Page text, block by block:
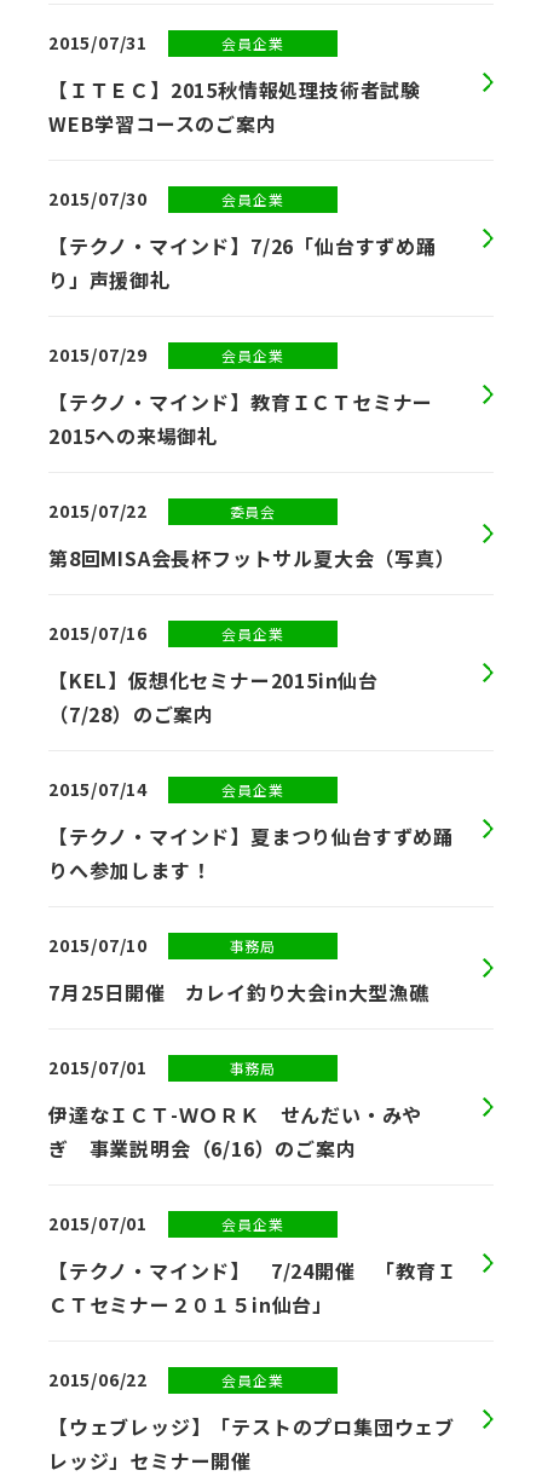
2015/07/31 会員企業
【ＩＴＥＣ】2015秋情報処理技術者試験
WEB学習コースのご案内
2015/07/30 会員企業
【テクノ・マインド】7/26「仙台すずめ踊
り」声援御礼
2015/07/29 会員企業
【テクノ・マインド】教育ＩＣＴセミナー
2015への来場御礼
2015/07/22 委員会
第8回MISA会長杯フットサル夏大会（写真）
2015/07/16 会員企業
【KEL】仮想化セミナー2015in仙台
（7/28）のご案内
2015/07/14 会員企業
【テクノ・マインド】夏まつり仙台すずめ踊
りへ参加します！
2015/07/10 事務局
7月25日開催 カレイ釣り大会in大型漁礁
2015/07/01 事務局
伊達なＩＣＴ-ＷＯＲＫ せんだい・みや
ぎ 事業説明会（6/16）のご案内
2015/07/01 会員企業
【テクノ・マインド】 7/24開催 「教育Ｉ
ＣＴセミナー２０１５in仙台」
2015/06/22 会員企業
【ウェブレッジ】「テストのプロ集団ウェブ
レッジ」セミナー開催